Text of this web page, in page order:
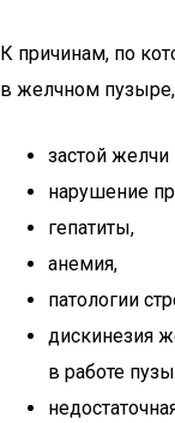
К причинам, по
в желчном пузыре,
застой
нарушение
гепатиты,
анемия,
патологии
дискинезия
в работе